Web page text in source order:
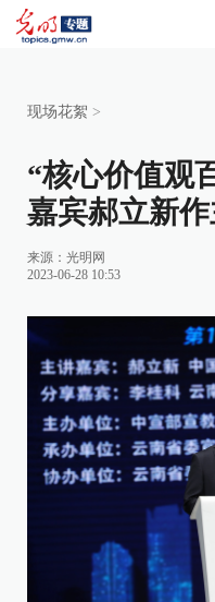
现场花絮 >
“核心价值观
嘉宾郝立新
来源： 光明网
2023-06-28 10:53